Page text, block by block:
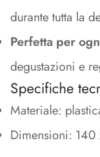
durante tutta la
Perfetta per
degustazioni e
Specifiche
Materiale:
Dimensioni: 140